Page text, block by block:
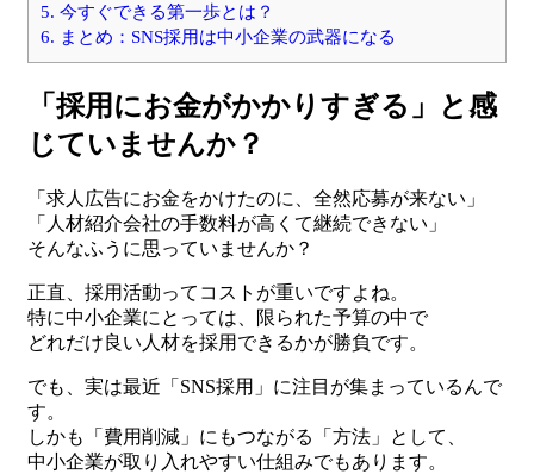
5. 今すぐできる第一歩とは？
6. まとめ：SNS採用は中小企業の武器になる
「採用にお金がかかりすぎる」と感
じていませんか？
「求人広告にお金をかけたのに、全然応募が来ない」
「人材紹介会社の手数料が高くて継続できない」
そんなふうに思っていませんか？
正直、採用活動ってコストが重いですよね。
特に中小企業にとっては、限られた予算の中で
どれだけ良い人材を採用できるかが勝負です。
でも、実は最近「SNS採用」に注目が集まっているんで
す。
しかも「費用削減」にもつながる「方法」として、
中小企業が取り入れやすい仕組みでもあります。